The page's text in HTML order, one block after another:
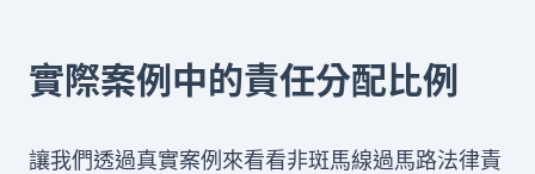
實際案例中的責任分配比例
讓我們透過真實案例來看看非斑馬線過馬路法律責